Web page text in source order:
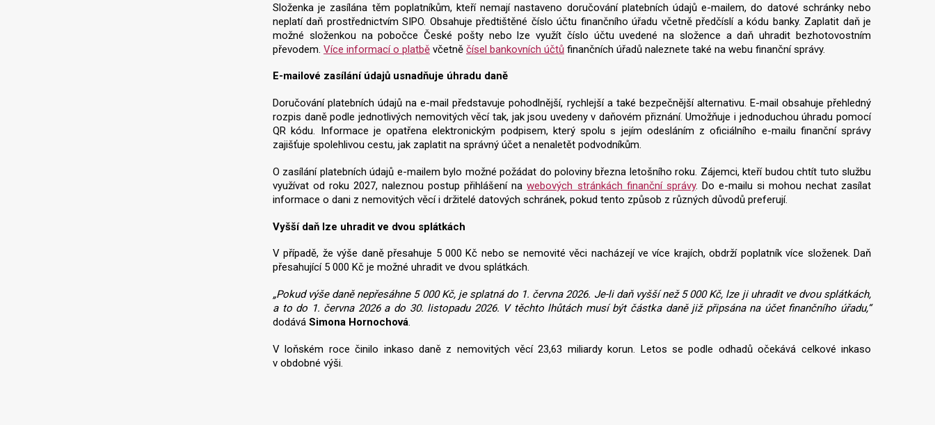
Složenka je zasílána těm poplatníkům, kteří nemají nastaveno doručování platebních údajů e-mailem, do datové schránky nebo
neplatí daň prostřednictvím SIPO. Obsahuje předtištěné číslo účtu finančního úřadu včetně předčíslí a kódu banky. Zaplatit daň je
možné složenkou na pobočce České pošty nebo lze využít číslo účtu uvedené na složence a daň uhradit bezhotovostním
převodem. Více informací o platbě včetně čísel bankovních účtů finančních úřadů naleznete také na webu finanční správy.
E-mailové zasílání údajů usnadňuje úhradu daně
Doručování platebních údajů na e-mail představuje pohodlnější, rychlejší a také bezpečnější alternativu. E-mail obsahuje přehledný
rozpis daně podle jednotlivých nemovitých věcí tak, jak jsou uvedeny v daňovém přiznání. Umožňuje i jednoduchou úhradu pomocí
QR kódu. Informace je opatřena elektronickým podpisem, který spolu s jejím odesláním z oficiálního e-mailu finanční správy
zajišťuje spolehlivou cestu, jak zaplatit na správný účet a nenaletět podvodníkům.
O zasílání platebních údajů e-mailem bylo možné požádat do poloviny března letošního roku. Zájemci, kteří budou chtít tuto službu
využívat od roku 2027, naleznou postup přihlášení nawebových stránkách finanční správy. Do e-mailu si mohou nechat zasílat
informace o dani z nemovitých věcí i držitelé datových schránek, pokud tento způsob z různých důvodů preferují.
Vyšší daň lze uhradit ve dvou splátkách
V případě, že výše daně přesahuje 5 000 Kč nebo se nemovité věci nacházejí ve více krajích, obdrží poplatník více složenek. Daň
přesahující 5 000 Kč je možné uhradit ve dvou splátkách.
„Pokud výše daně nepřesáhne 5 000 Kč, je splatná do 1. června 2026. Je-li daň vyšší než 5 000 Kč, lze ji uhradit ve dvou splátkách,
a to do 1. června 2026 a do 30. listopadu 2026. V těchto lhůtách musí být částka daně již připsána na účet finančního úřadu,“
dodává Simona Hornochová.
V loňském roce činilo inkaso daně z nemovitých věcí 23,63 miliardy korun. Letos se podle odhadů očekává celkové inkaso
v obdobné výši.